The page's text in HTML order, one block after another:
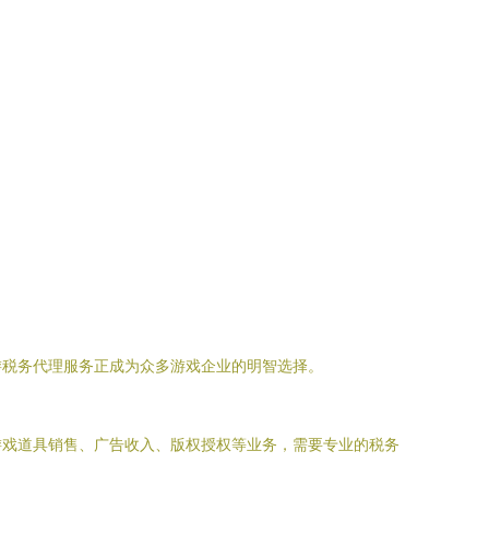
务代理服务正成为众多游戏企业的明智选择。
道具销售、广告收入、版权授权等业务，需要专业的税务